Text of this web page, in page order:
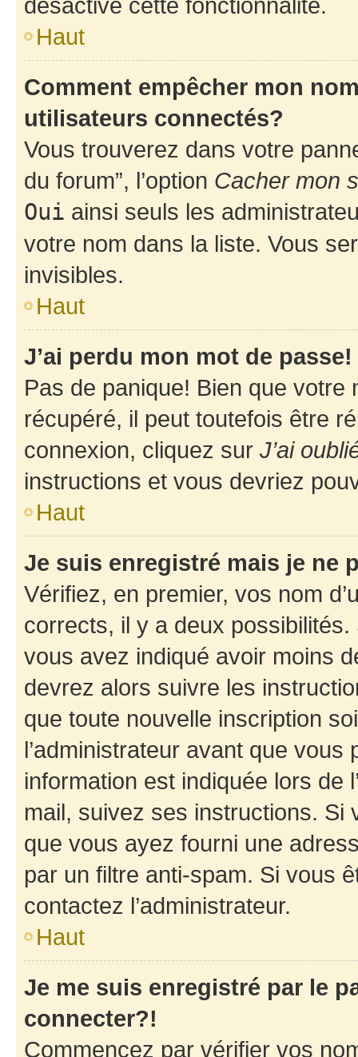
Haut
Comment empêcher mon
utilisateurs connectés?
Vous trouverez dans votre
du forum”, l’option Cacher mon
Oui ainsi seuls les
votre nom dans la liste. Vous
invisibles.
Haut
J’ai perdu mon mot de passe!
Pas de panique! Bien que
récupéré, il peut toutefois être
connexion, cliquez sur J’ai
instructions et vous devriez
Haut
Je suis enregistré mais je ne
Vérifiez, en premier, vos nom
corrects, il y a deux
vous avez indiqué avoir moins
devrez alors suivre les
que toute nouvelle inscription
l’administrateur avant que
information est indiquée lors de
mail, suivez ses instructions. Si
que vous ayez fourni une
par un filtre anti-spam. Si vous
contactez l’administrateur.
Haut
Je me suis enregistré par le
connecter?!
Commencez par vérifier vos